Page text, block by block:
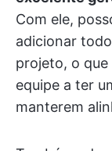
Com ele,
adicionar
projeto, o que
equipe a ter
manterem